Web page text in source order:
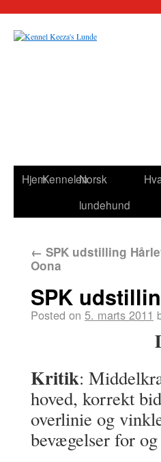
HjemKennelenNorsk
lundehund
← SPK udstilling
Oona
SPK
Posted on 5. marts 2011
Kritik:
hoved, korrekt
overlinie og
bevægelser for og